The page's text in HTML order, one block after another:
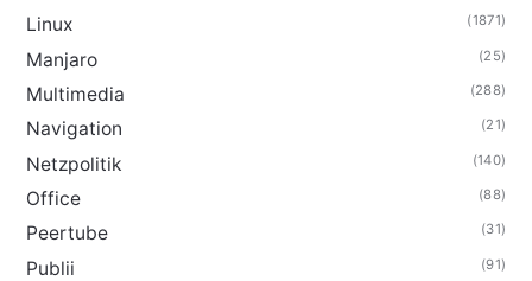
Linux (1871)
Manjaro (25)
Multimedia (288)
Navigation (21)
Netzpolitik (140)
Office (88)
Peertube (31)
Publii (91)